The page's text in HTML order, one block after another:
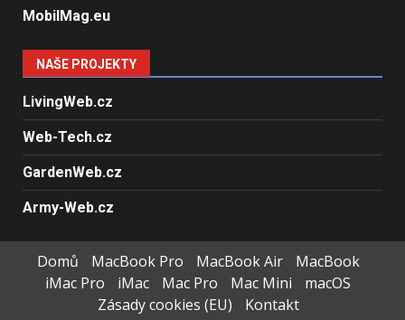
MobilMag.eu
NAŠE PROJEKTY
LivingWeb.cz
Web-Tech.cz
GardenWeb.cz
Army-Web.cz
Domů MacBook Pro MacBook Air
MacBook
iMac Pro
iMac Mac Pro Mac Mini
macOS
Zásady cookies (EU)
Kontakt